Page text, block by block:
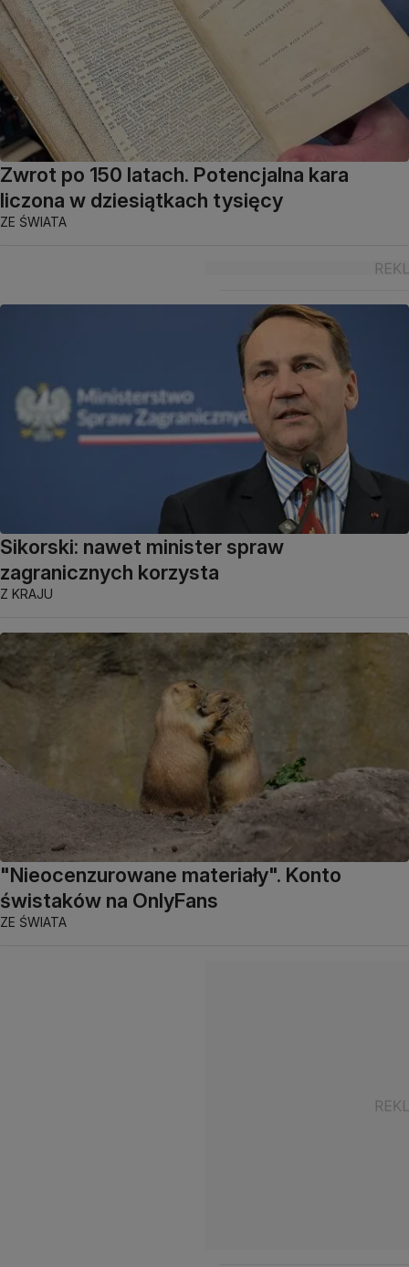
Zwrot po 150 latach. Potencjalna kara
liczona w dziesiątkach tysięcy
ZE ŚWIATA
Sikorski: nawet minister spraw
zagranicznych korzysta
Z KRAJU
"Nieocenzurowane materiały". Konto
świstaków na OnlyFans
ZE ŚWIATA